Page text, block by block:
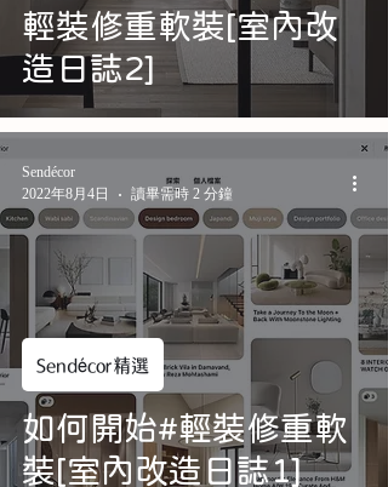
輕裝修重軟裝[室內改
造日誌2]
如何開始#輕裝修重軟
裝[室內改造日誌1]
Sendécor精選
Sendécor
2022年8月4日
讀畢需時 2 分鐘